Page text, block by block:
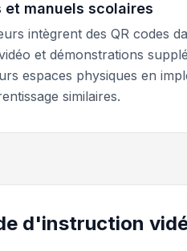
manuels scolaires
intègrent des QR codes
et démonstrations
espaces physiques en
similaires.
d'instruction